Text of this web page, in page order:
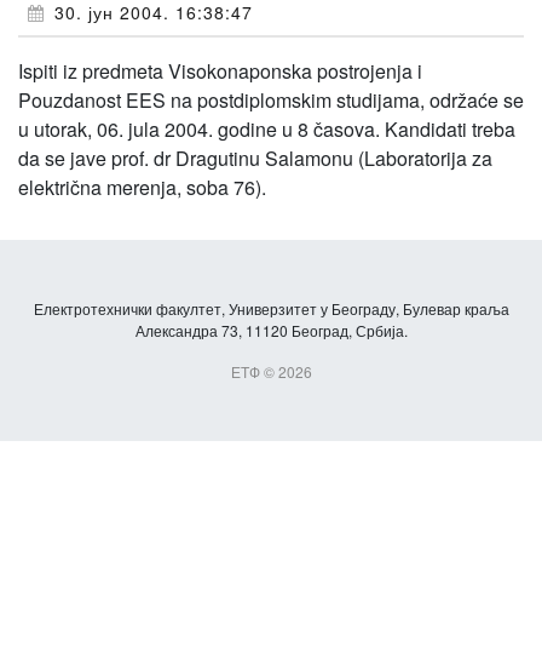
30. јун 2004. 16:38:47
Ispiti iz predmeta Visokonaponska postrojenja i
Pouzdanost EES na postdiplomskim studijama, održaće se
u utorak, 06. jula 2004. godine u 8 časova. Kandidati treba
da se jave prof. dr Dragutinu Salamonu (Laboratorija za
električna merenja, soba 76).
Електротехнички факултет, Универзитет у Београду, Булевар краља
Александра 73, 11120 Београд, Србија.
ЕТФ © 2026